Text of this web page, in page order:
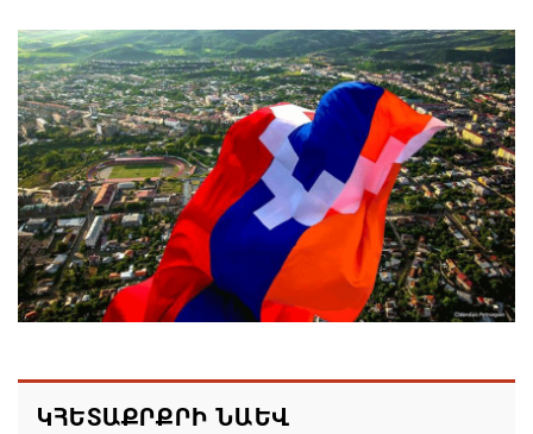
հակամարտության պատճառով․ Reuters-ի
արձագանքը
06.08.2026 18:41
Ռուսաստանից Ադրբեջանի տարածքով
Հայաստան է ուղարկվել ցորենով բեռնված 14
վագոն
06.08.2026 17:52
դատավարությանը՝ ի աջակցություն Ամենայն
Հայոց կաթողիկոսի և սրբազանների. Աննա
ԿՀԵՏԱՔՐՔՐԻ ՆԱԵՎ